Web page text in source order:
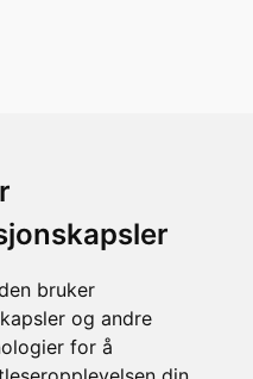
bruker
og andre
for å